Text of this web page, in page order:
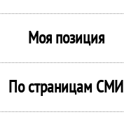
Моя позиция
По страницам СМИ